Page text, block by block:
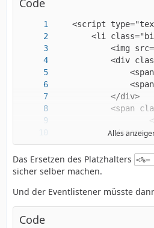
Code
    </script>
Alles
Das Ersetzen des Platzhalters
sicher selber machen.
Und der Eventlistener müsste
Code